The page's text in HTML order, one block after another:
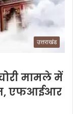
उत्तराखंड
मामले में
एफआईआर